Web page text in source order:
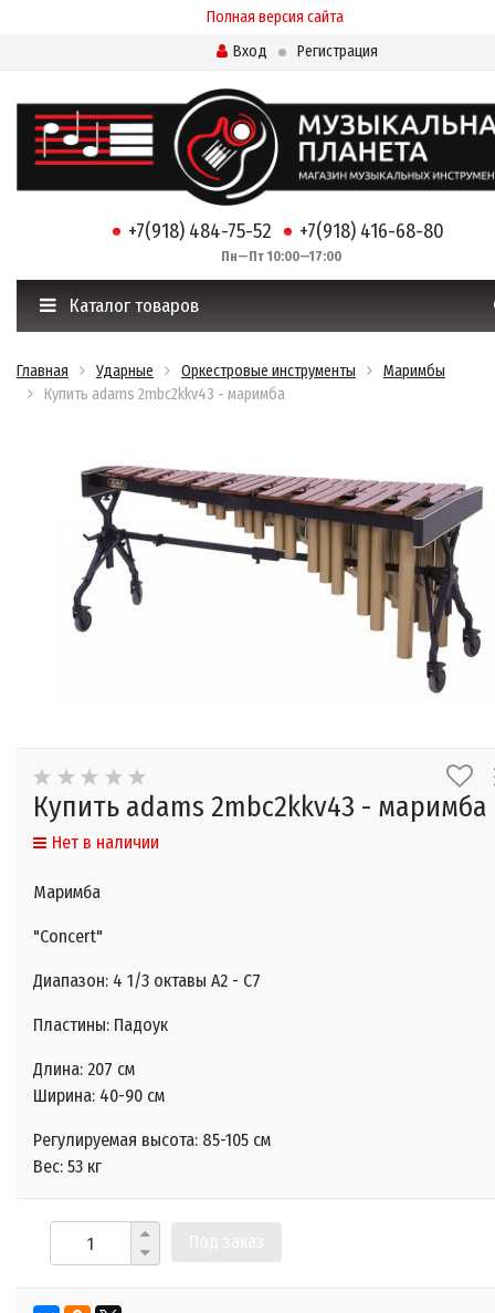
Полная версия сайта
Вход
Регистрация
+7(918) 484-75-52 +7(918) 416-68-80
Пн—Пт 10:00—17:00
Каталог товаров
Главная Ударные Оркестровые инструменты
Маримбы
Купить adams 2mbс2kkv43 - маримба
Купить adams 2mbс2kkv43 - маримба
Нет в наличии
Маримба
"Concert"
Диапазон: 4 1/3 октавы А2 - С7
Пластины: Падоук
Длина: 207 см
Ширина: 40-90 см
Регулируемая высота: 85-105 см
Вес: 53 кг